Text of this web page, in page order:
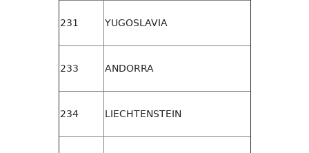
231 YUGOSLAVIA
233 ANDORRA
234 LIECHTENSTEIN